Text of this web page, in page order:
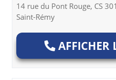
14 rue du Pont Rouge, CS
Saint-Rémy
AFFICHER